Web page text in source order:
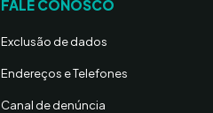
FALE CONOSCO
Exclusão de dados
Endereços e Telefones
Canal de denúncia